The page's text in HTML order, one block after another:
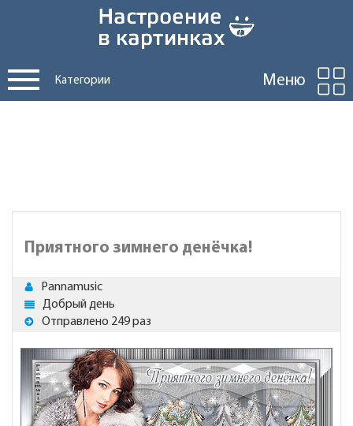
Категории Меню
Приятного зимнего денёчка!
Pannamusic
Добрый день
Отправлено 249 раз